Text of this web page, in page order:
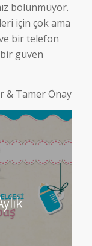
bölünmüyor.
için çok ama
bir telefon
güven
& Tamer Önay